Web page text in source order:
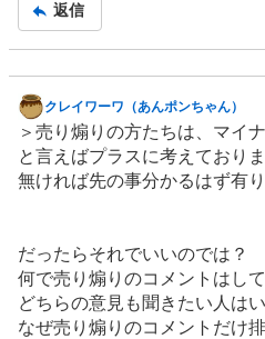
返信
掲
示
板
記
クレイワーワ（あんポンちゃん）
＞売り煽りの方たちは、マイ
と言えばプラスに考えており
無ければ先の事分かるはず有
だったらそれでいいのでは？
何で売り煽りのコメントはし
どちらの意見も聞きたい人はい
なぜ売り煽りのコメントだけ